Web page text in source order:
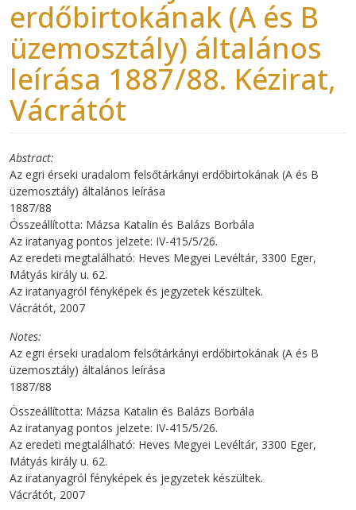
erdőbirtokának (A és B
üzemosztály) általános
leírása 1887/88. Kézirat,
Vácrátót
Abstract
Az egri érseki uradalom felsőtárkányi erdőbirtokának (A és B
üzemosztály) általános leírása
1887/88
Összeállította: Mázsa Katalin és Balázs Borbála
Az iratanyag pontos jelzete: IV-415/5/26.
Az eredeti megtalálható: Heves Megyei Levéltár, 3300 Eger,
Mátyás király u. 62.
Az iratanyagról fényképek és jegyzetek készültek.
Vácrátót, 2007
Notes
Az egri érseki uradalom felsőtárkányi erdőbirtokának (A és B
üzemosztály) általános leírása
1887/88
Összeállította: Mázsa Katalin és Balázs Borbála
Az iratanyag pontos jelzete: IV-415/5/26.
Az eredeti megtalálható: Heves Megyei Levéltár, 3300 Eger,
Mátyás király u. 62.
Az iratanyagról fényképek és jegyzetek készültek.
Vácrátót, 2007